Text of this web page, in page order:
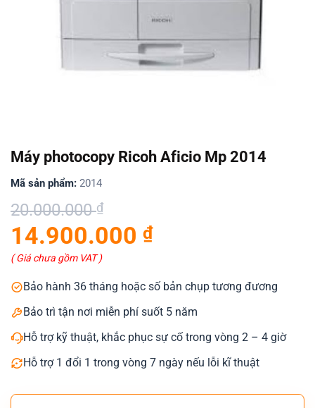
Máy photocopy Ricoh Aficio Mp 2014
Mã sản phẩm: 2014
20.000.000₫
Giá
gốc
là:
20.000.000 ₫.
14.900.000 ₫
Giá
hiện
tại
là:
14.900.000 ₫.
( Giá chưa gồm VAT )
Bảo hành 36 tháng hoặc số bản chụp tương đương
Bảo trì tận nơi miễn phí suốt 5 năm
Hỗ trợ kỹ thuật, khắc phục sự cố trong vòng 2 – 4 giờ
Hỗ trợ 1 đổi 1 trong vòng 7 ngày nếu lỗi kĩ thuật